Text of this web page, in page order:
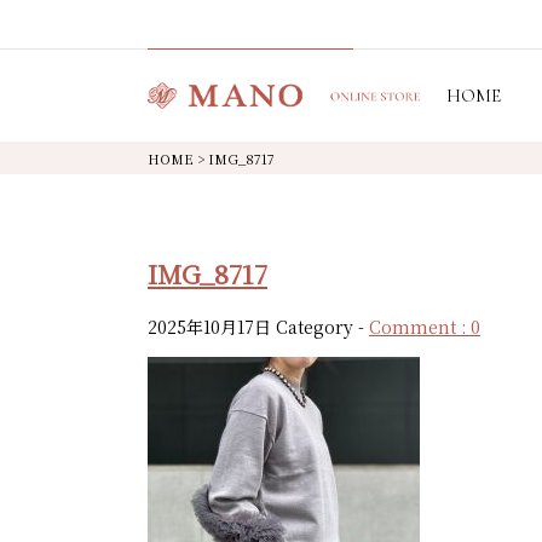
HOME
HOME > IMG_8717
IMG_8717
2025年10月17日 Category - Comment : 0